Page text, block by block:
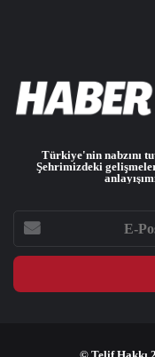
Türkiye'nin nabzını
Şehrimizdeki
Posta
adresinizi
© Telif Hakkı